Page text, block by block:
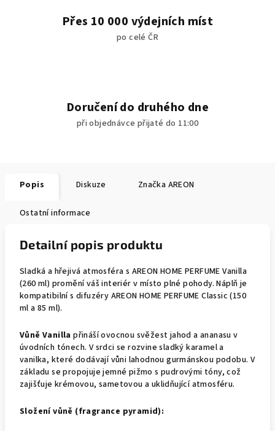
Přes 10 000 výdejních míst
po celé ČR
Doručení do druhého dne
při objednávce přijaté do 11:00
Popis Diskuze Značka AREON
Ostatní informace
Detailní popis produktu
Sladká a hřejivá atmosféra s AREON HOME PERFUME Vanilla
(260 ml) promění váš interiér v místo plné pohody. Náplň je
kompatibilní s difuzéry AREON HOME PERFUME Classic (150
ml a 85 ml).
Vůně Vanilla přináší ovocnou svěžest jahod a ananasu v
úvodních tónech. V srdci se rozvine sladký karamel a
vanilka, které dodávají vůni lahodnou gurmánskou podobu. V
základu se propojuje jemné pižmo s pudrovými tóny, což
zajišťuje krémovou, sametovou a uklidňující atmosféru.
Složení vůně (fragrance pyramid):